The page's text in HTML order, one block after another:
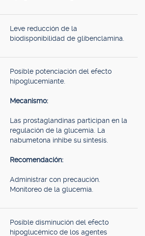
Leve reducción de la
biodisponibilidad de glibenclamina.
Posible potenciación del efecto
hipoglucemiante.
Mecanismo:
Las prostaglandinas participan en la
regulación de la glucemia. La
nabumetona inhibe su síntesis.
Recomendación:
Administrar con precaución.
Monitoreo de la glucemia.
Posible disminución del efecto
hipoglucémico de los agentes